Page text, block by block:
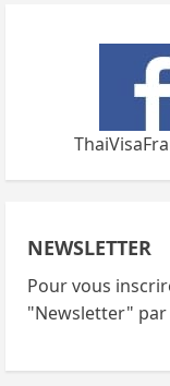
NEWSLETTER
Pour vous
"Newsletter" par